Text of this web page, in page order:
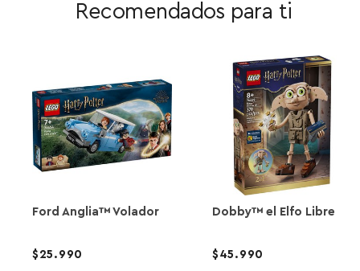
Recomendados para ti
Ford Anglia™ Volador
25.990
Dobby™ el Elfo Libre
45.990